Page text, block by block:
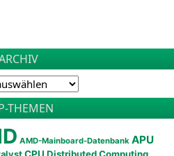
THEMEN
AMD-Mainboard-Datenbank APU